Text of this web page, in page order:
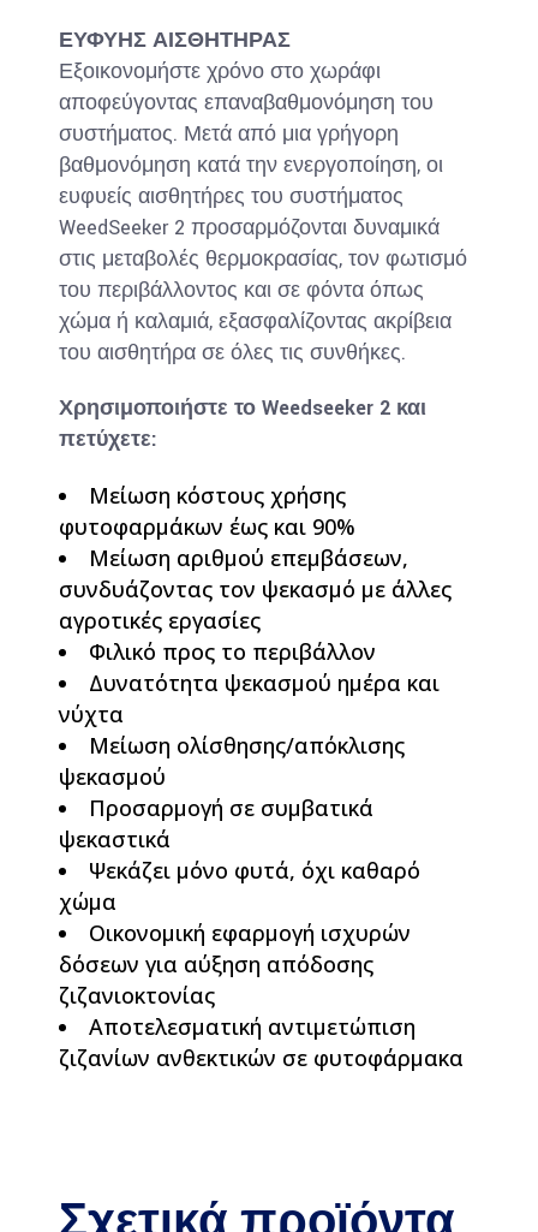
ΕΥΦΥΗΣ ΑΙΣΘΗΤΗΡΑΣ
Εξοικονομήστε χρόνο στο χωράφι
αποφεύγοντας επαναβαθμονόμηση του
συστήματος. Μετά από μια γρήγορη
βαθμονόμηση κατά την ενεργοποίηση, οι
ευφυείς αισθητήρες του συστήματος
WeedSeeker 2 προσαρμόζονται δυναμικά
στις μεταβολές θερμοκρασίας, τον φωτισμό
του περιβάλλοντος και σε φόντα όπως
χώμα ή καλαμιά, εξασφαλίζοντας ακρίβεια
του αισθητήρα σε όλες τις συνθήκες.
Χρησιμοποιήστε το Weedseeker 2 και
πετύχετε:
Μείωση κόστους χρήσης
φυτοφαρμάκων έως και 90%
Μείωση αριθμού επεμβάσεων,
συνδυάζοντας τον ψεκασμό με άλλες
αγροτικές εργασίες
Φιλικό προς το περιβάλλον
Δυνατότητα ψεκασμού ημέρα και
νύχτα
Μείωση ολίσθησης/απόκλισης
ψεκασμού
Προσαρμογή σε συμβατικά
ψεκαστικά
Ψεκάζει μόνο φυτά, όχι καθαρό
χώμα
Οικονομική εφαρμογή ισχυρών
δόσεων για αύξηση απόδοσης
ζιζανιοκτονίας
Αποτελεσματική αντιμετώπιση
ζιζανίων ανθεκτικών σε φυτοφάρμακα